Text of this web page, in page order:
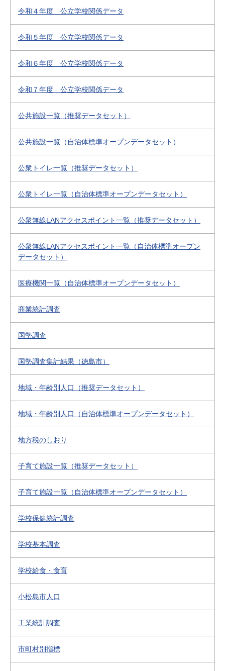
令和４年度 公立学校関係データ
令和５年度 公立学校関係データ
令和６年度 公立学校関係データ
令和７年度 公立学校関係データ
公共施設一覧（推奨データセット）
公共施設一覧（自治体標準オープンデータセット）
公衆トイレ一覧（推奨データセット）
公衆トイレ一覧（自治体標準オープンデータセット）
公衆無線LANアクセスポイント一覧（推奨データセット）
公衆無線LANアクセスポイント一覧（自治体標準オープン
データセット）
医療機関一覧（自治体標準オープンデータセット）
商業統計調査
国勢調査
国勢調査集計結果（徳島市）
地域・年齢別人口（推奨データセット）
地域・年齢別人口（自治体標準オープンデータセット）
地方税のしおり
子育て施設一覧（推奨データセット）
子育て施設一覧（自治体標準オープンデータセット）
学校保健統計調査
学校基本調査
学校給食・食育
小松島市人口
工業統計調査
市町村別指標